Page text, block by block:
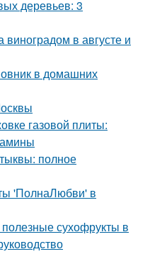
деревьев: 3
в августе и
в домашних
газовой плиты:
полное
'ПолнаЛюбви' в
полезные сухофрукты в